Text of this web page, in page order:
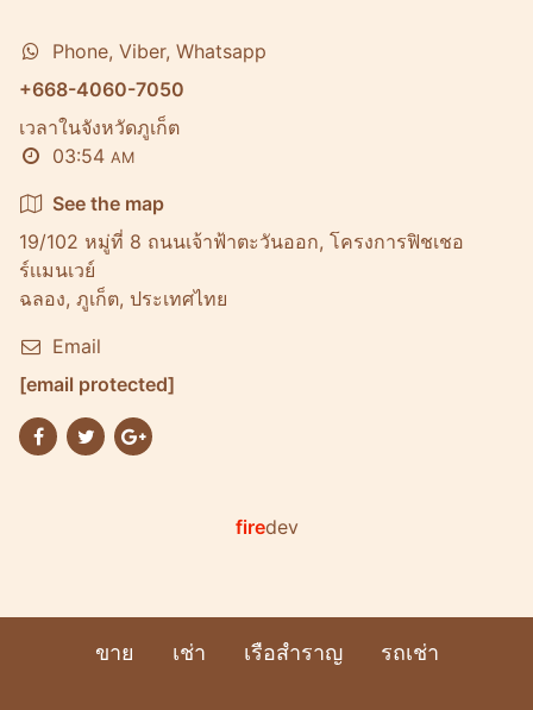
Phone, Viber, Whatsapp
+668-4060-7050
เวลาในจังหวัดภูเก็ต
03:54 AM
See the map
19/102 หมู่ที่ 8 ถนนเจ้าฟ้าตะวันออก, โครงการฟิชเชอ
ร์เเมนเวย์
ฉลอง, ภูเก็ต, ประเทศไทย
Email
[email protected]
firedev
ขาย เช่า เรือสำราญ รถเช่า